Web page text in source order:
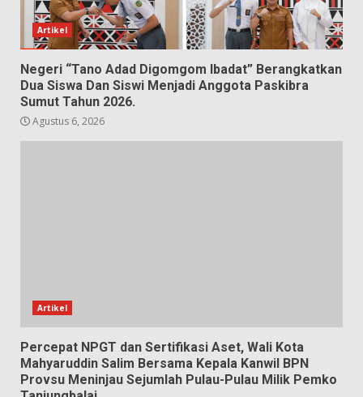
Artikel
Negeri “Tano Adad Digomgom Ibadat” Berangkatkan
Dua Siswa Dan Siswi Menjadi Anggota Paskibra
Sumut Tahun 2026.
Agustus 6, 2026
Artikel
Percepat NPGT dan Sertifikasi Aset, Wali Kota
Mahyaruddin Salim Bersama Kepala Kanwil BPN
Provsu Meninjau Sejumlah Pulau-Pulau Milik Pemko